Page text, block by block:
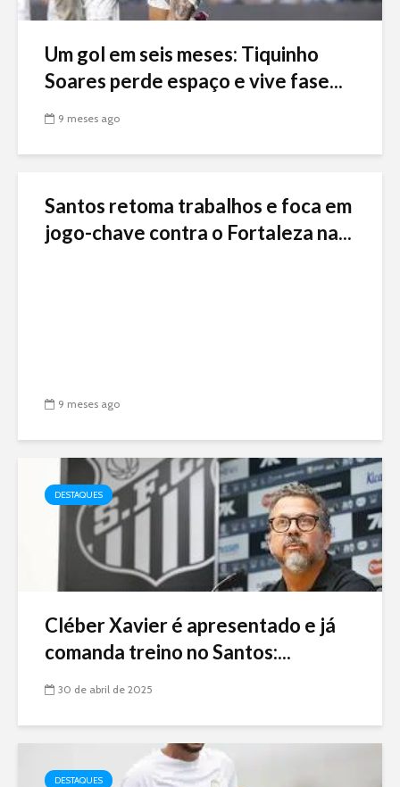
Um gol em seis meses: Tiquinho
Soares perde espaço e vive fase...
9 meses ago
Santos retoma trabalhos e foca em
jogo-chave contra o Fortaleza na...
9 meses ago
DESTAQUES
Cléber Xavier é apresentado e já
comanda treino no Santos:...
30 de abril de 2025
DESTAQUES